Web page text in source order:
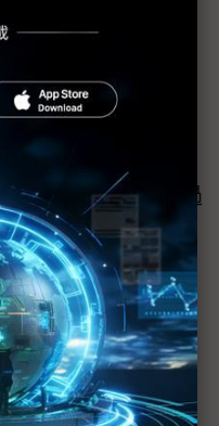
會是2026年的10倍
也使得經營團隊中
幾年前招攬，曾
經理Vince Hu，過
運算事業的業務
公司資深副總經
也證實，找來前台
期顧問，余振華可